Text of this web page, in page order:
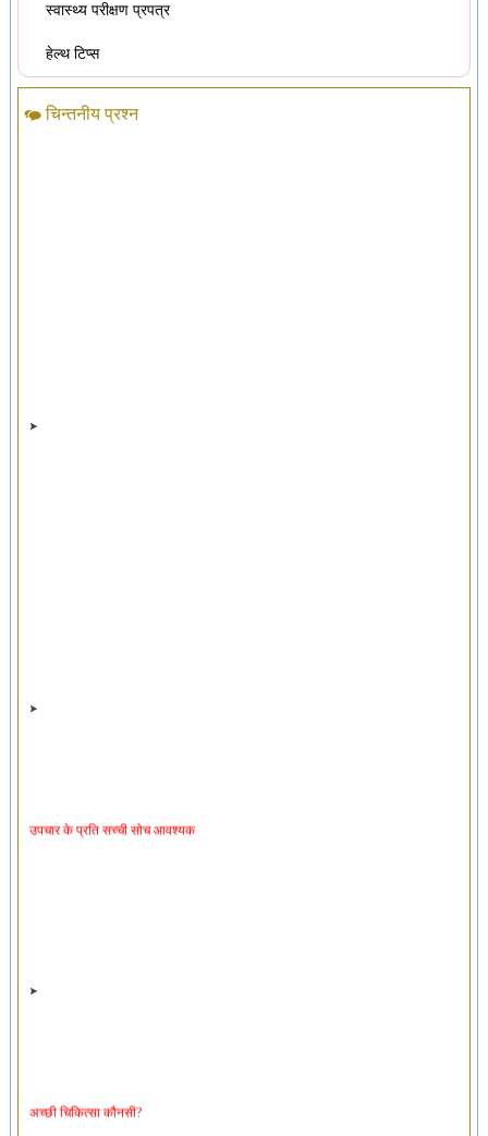
स्वास्थ्य परीक्षण प्रपत्र
हेल्थ टिप्स
चिन्तनीय प्रश्न